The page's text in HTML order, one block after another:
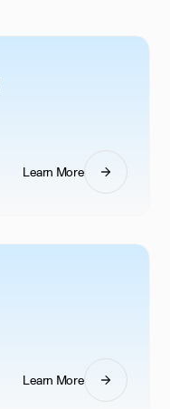
Learn More
Learn More